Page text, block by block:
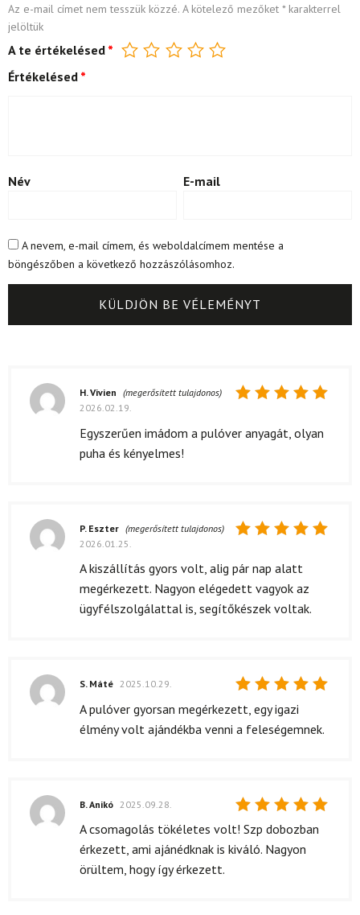
Az e-mail címet nem tesszük közzé. A kötelező mezőket *karakterrel
jelöltük
A te értékelésed *
Értékelésed *
Név E-mail
A nevem, e-mail címem, és weboldalcímem mentése a
böngészőben a következő hozzászólásomhoz.
5/ 5
H. Vivien (megerősített tulajdonos)
2026.02.19.
Egyszerűen imádom a pulóver anyagát, olyan
puha és kényelmes!
5/ 5
P. Eszter (megerősített tulajdonos)
2026.01.25.
A kiszállítás gyors volt, alig pár nap alatt
megérkezett. Nagyon elégedett vagyok az
ügyfélszolgálattal is, segítőkészek voltak.
Értékelés:
/ 5
S. Máté 2025.10.29.
A pulóver gyorsan megérkezett, egy igazi
élmény volt ajándékba venni a feleségemnek.
Értékelés:
/ 5
B. Anikó 2025.09.28.
A csomagolás tökéletes volt! Szp dobozban
érkezett, ami ajánédknak is kiváló. Nagyon
örültem, hogy így érkezett.